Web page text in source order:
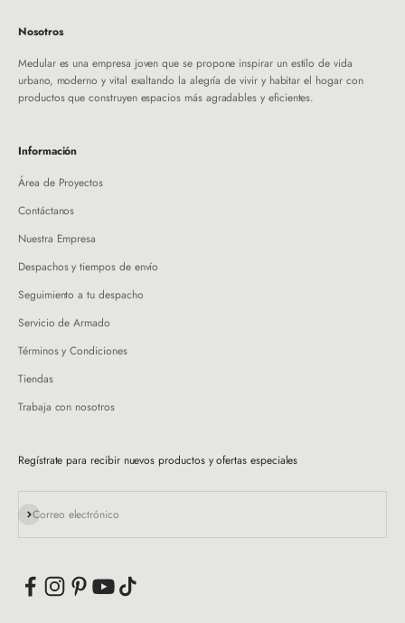
Nosotros
Medular es una empresa joven que se propone inspirar un estilo de vida
urbano, moderno y vital exaltando la alegría de vivir y habitar el hogar con
productos que construyen espacios más agradables y eficientes.
Información
Área de Proyectos
Contáctanos
Nuestra Empresa
Despachos y tiempos de envío
Seguimiento a tu despacho
Servicio de Armado
Términos y Condiciones
Tiendas
Trabaja con nosotros
Regístrate para recibir nuevos productos y ofertas especiales
Correo electrónico
Suscribirse